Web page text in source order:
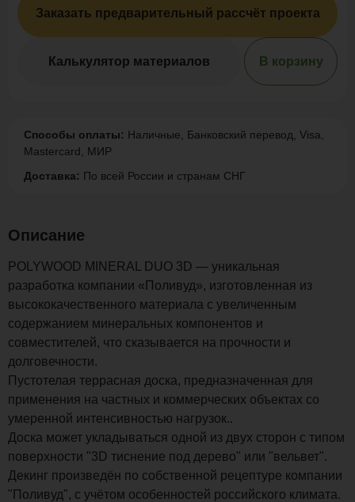
Заказать предварительный рассчёт проекта
Калькулятор материалов В корзину
Способы оплаты: Наличные, Банковский перевод, Visa,
Mastercard, МИР
Доставка: По всей России и странам СНГ
Описание
POLYWOOD MINERAL DUO 3D — уникальная
разработка компании «Поливуд», изготовленная из
высококачественного материала с увеличенным
содержанием минеральных компонентов и
совместителей, что сказывается на прочности и
долговечности.
Пустотелая террасная доска, предназначенная для
применения на частных и коммерческих объектах со
умеренной интенсивностью нагрузок..
Доска может укладываться одной из двух сторон с типом
поверхности "3D тиснение под дерево" или "вельвет".
Декинг произведён по собственной рецептуре компании
"Поливуд", с учётом особенностей российского климата.